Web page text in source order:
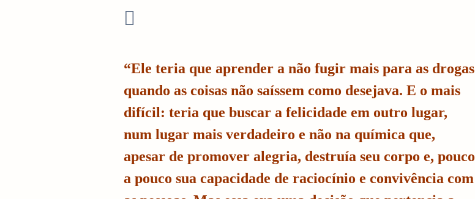
“Ele teria que aprender a não fugir mais para as drogas
quando as coisas não saíssem como desejava. E o mais
difícil: teria que buscar a felicidade em outro lugar,
num lugar mais verdadeiro e não na química que,
apesar de promover alegria, destruía seu corpo e, pouco
a pouco sua capacidade de raciocínio e convivência com